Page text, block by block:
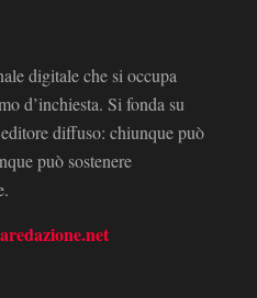
digitale che si occupa
d’inchiesta. Si fonda su
diffuso: chiunque può
può sostenere